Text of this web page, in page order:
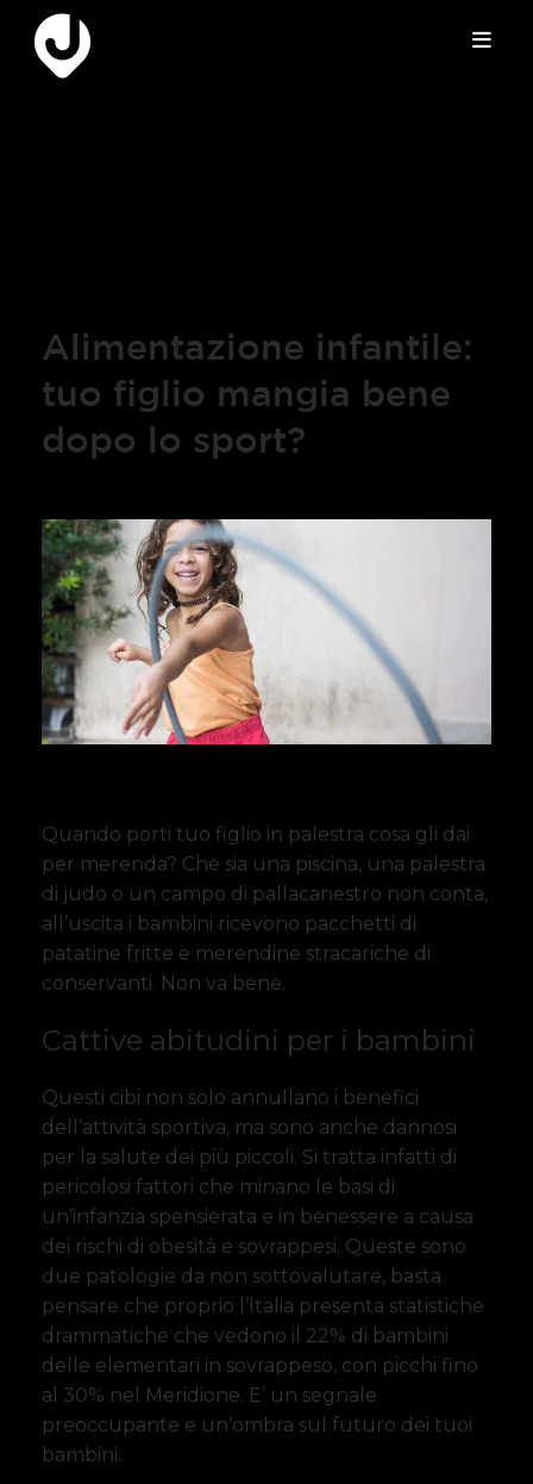
Alimentazione infantile:
tuo figlio mangia bene
dopo lo sport?
Quando porti tuo figlio in palestra cosa gli dai
per merenda? Che sia una piscina, una palestra
di judo o un campo di pallacanestro non conta,
all’uscita i bambini ricevono pacchetti di
patatine fritte e merendine stracariche di
conservanti. Non va bene.
Cattive abitudini per i bambini
Questi cibi non solo annullano i benefici
dell’attività sportiva, ma sono anche dannosi
per la salute dei più piccoli. Si tratta infatti di
pericolosi fattori che minano le basi di
un’infanzia spensierata e in benessere a causa
dei rischi di obesità e sovrappesi. Queste sono
due patologie da non sottovalutare, basta
pensare che proprio l’Italia presenta statistiche
drammatiche che vedono il 22% di bambini
delle elementari in sovrappeso, con picchi fino
al 30% nel Meridione. E’ un segnale
preoccupante e un’ombra sul futuro dei tuoi
bambini.